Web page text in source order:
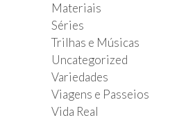
Materiais
Séries
Trilhas e Músicas
Uncategorized
Variedades
Viagens e Passeios
Vida Real